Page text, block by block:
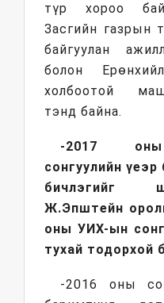
түр хороо
Засгийн газрын
байгуулан
болон
холбоотой
тэнд байна.
-2017 оны
сонгуулийн
бичлэгийг
Ж.Эпштейн
оны УИХ-ын
тухай тодорхой
-2016 оны